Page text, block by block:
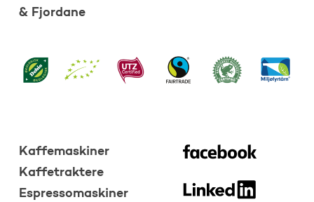
& Fjordane
Kaffemaskiner
Kaffetraktere
Espressomaskiner